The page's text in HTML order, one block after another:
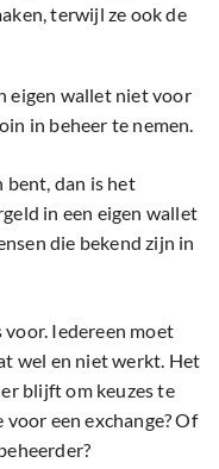
terwijl ze ook de
eigen wallet niet voor
in beheer te nemen.
bent, dan is het
in een eigen wallet
die bekend zijn in
Iedereen moet
wel en niet werkt. Het
blijft om keuzes te
voor een exchange? Of